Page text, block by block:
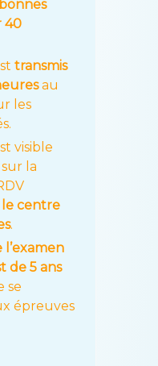
40
transmis
au
les
visible
la
centre
.
l’examen
de 5 ans
se
épreuves